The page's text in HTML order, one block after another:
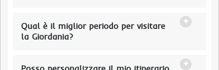
Qual è il miglior periodo per visitare
la Giordania?